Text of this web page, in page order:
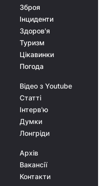
Зброя
Інциденти
Здоров'я
Туризм
Цікавинки
Погода
Відео з Youtube
Статті
Інтерв'ю
Думки
Лонгріди
Архів
Вакансії
Контакти